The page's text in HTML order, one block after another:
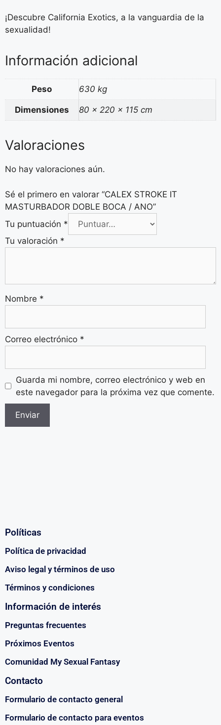
¡Descubre California Exotics, a la vanguardia de la
sexualidad!
Información adicional
Peso 630 kg
Dimensiones 80 × 220 × 115 cm
Valoraciones
No hay valoraciones aún.
Sé el primero en valorar “CALEX STROKE IT
MASTURBADOR DOBLE BOCA / ANO”
Tu puntuación *
Tu valoración *
Nombre *
Correo electrónico *
Guarda mi nombre, correo electrónico y web en
este navegador para la próxima vez que comente.
Políticas
Política de privacidad
Aviso legal y términos de uso
Términos y condiciones
Información de interés
Preguntas frecuentes
Próximos Eventos
Comunidad My Sexual Fantasy
Contacto
Formulario de contacto general
Formulario de contacto para eventos